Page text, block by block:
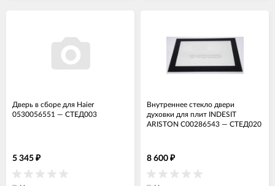
Дверь в сборе для Haier
0530056551 — СТЕД003
5 345 ₽
Внутреннее стекло двери
духовки для плит INDESIT
ARISTON C00286543 — СТЕД020
8 600 ₽